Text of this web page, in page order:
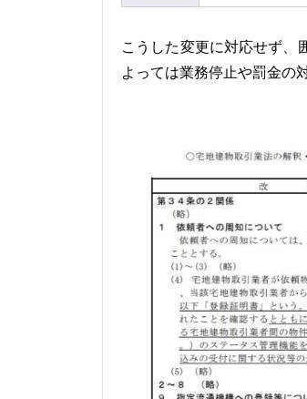
こうした変更に対応せず、
よっては業務停止や罰金の